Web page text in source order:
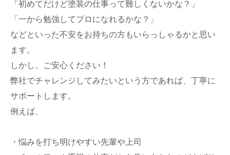
「初めてだけど塗装の仕事って難しくないかな？」
「一から勉強してプロになれるかな？」
などといった不安をお持ちの方もいらっしゃるかと思い
ます。
しかし、ご安心ください！
弊社でチャレンジしてみたいという方であれば、丁寧に
サポートします。
例えば、
・悩みを打ち明けやすい先輩や上司